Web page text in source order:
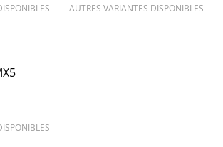
AUTRES VARIANTES DISPONIBLES